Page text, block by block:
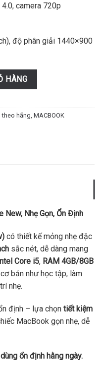
camera 720p
độ phân giải 1440×900
4GB/SSD 128GB) số lượng
HÀNG
hãng, MACBOOK
Nhẹ Gọn, Ổn Định
có thiết kế mỏng nhẹ đặc
sắc nét, dễ dàng mang
Core i5, RAM 4GB/8GB
bản như học tập, làm
nhẹ.
định – lựa chọn tiết kiệm
MacBook gọn nhẹ, dễ
ổn định hằng ngày.